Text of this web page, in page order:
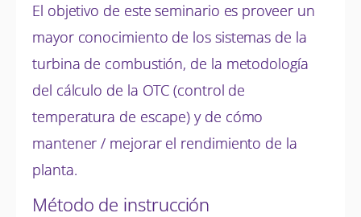
El objetivo de este seminario es proveer un
mayor conocimiento de los sistemas de la
turbina de combustión, de la metodología
del cálculo de la OTC (control de
temperatura de escape) y de cómo
mantener / mejorar el rendimiento de la
planta.
Método de instrucción